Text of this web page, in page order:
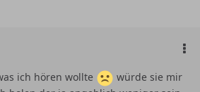
ich hören wollte
würde sie mir